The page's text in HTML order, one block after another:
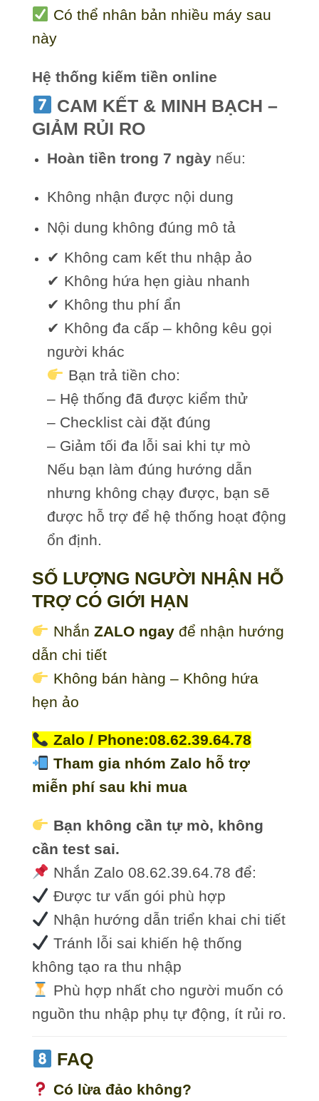
Có thể nhân bản nhiều máy sau
này
Hệ thống kiếm tiền online
CAM KẾT & MINH BẠCH –
GIẢM RỦI RO
Hoàn tiền trong 7 ngàynếu:
Không nhận được nội dung
Nội dung không đúng mô tả
✔ Không cam kết thu nhập ảo
✔ Không hứa hẹn giàu nhanh
✔ Không thu phí ẩn
✔ Không đa cấp – không kêu gọi
người khác
Bạn trả tiền cho:
– Hệ thống đã được kiểm thử
– Checklist cài đặt đúng
– Giảm tối đa lỗi sai khi tự mò
Nếu bạn làm đúng hướng dẫn
nhưng không chạy được, bạn sẽ
được hỗ trợ để hệ thống hoạt động
ổn định.
SỐ LƯỢNG NGƯỜI NHẬN HỖ
TRỢ CÓ GIỚI HẠN
Nhắn ZALO ngayđể nhận hướng
dẫn chi tiết
Không bán hàng – Không hứa
hẹn ảo
Zalo / Phone:08.62.39.64.78
Tham gia nhóm Zalo hỗ trợ
miễn phí sau khi mua
Bạn không cần tự mò, không
cần test sai.
Nhắn Zalo 08.62.39.64.78 để:
Được tư vấn gói phù hợp
Nhận hướng dẫn triển khai chi tiết
Tránh lỗi sai khiến hệ thống
không tạo ra thu nhập
Phù hợp nhất cho người muốn có
nguồn thu nhập phụ tự động, ít rủi ro.
FAQ
Có lừa đảo không?